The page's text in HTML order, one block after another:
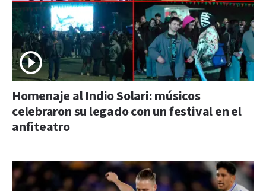
Homenaje al Indio Solari: músicos
celebraron su legado con un festival en el
anfiteatro